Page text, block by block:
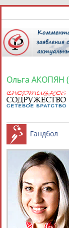
СПОРТСМЕНЫ,
Найдено:
Аслаудин
АБАЕВ
Ольга АКОПЯН